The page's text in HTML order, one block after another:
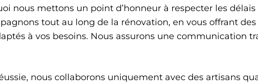
nous mettons un point d’honneur à respecter les
tout au long de la rénovation, en vous offrant
à vos besoins. Nous assurons une communication
nous collaborons uniquement avec des artisans